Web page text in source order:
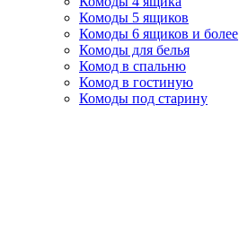
Комоды 5 ящиков
Комоды 6 ящиков и более
Комоды для белья
Комод в спальню
Комод в гостиную
Комоды под старину